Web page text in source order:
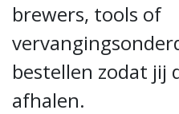
brewers, tools of
bestellen zodat jij
afhalen.